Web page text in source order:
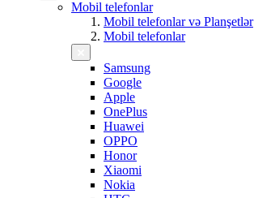
Mobil telefonlar
Mobil telefonlar və Planşetlər
Mobil telefonlar
Samsung
Google
Apple
OnePlus
Huawei
OPPO
Honor
Xiaomi
Nokia